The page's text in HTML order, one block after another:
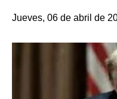
Jueves, 06 de abril de